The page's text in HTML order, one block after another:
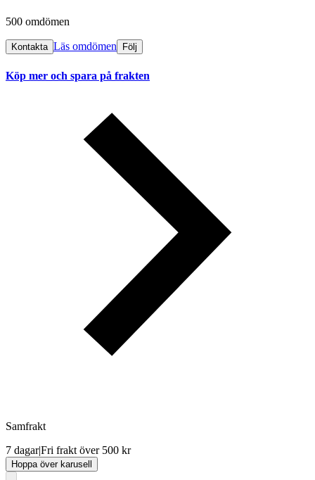
500 omdömen
Kontakta Läs omdömen Följ
Köp mer och spara på frakten
Samfrakt
7 dagar|Fri frakt över 500 kr
Hoppa över karusell